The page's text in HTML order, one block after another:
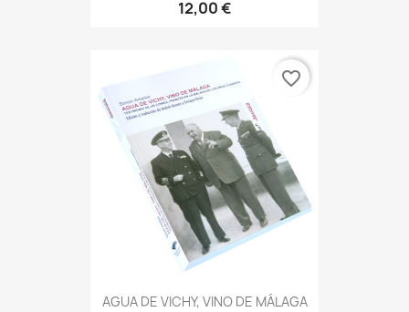
12,00 €
AGUA DE VICHY, VINO DE MÁLAGA
favorite_border